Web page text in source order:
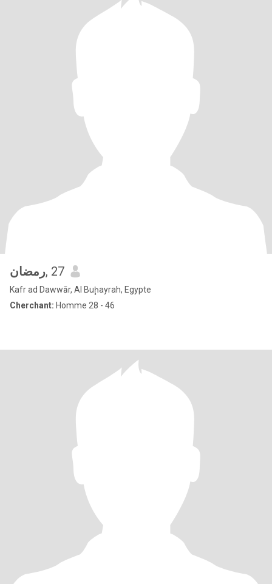
رمضان, 27
Kafr ad Dawwār, Al Buḩayrah, Egypte
Cherchant: Homme 28 - 46